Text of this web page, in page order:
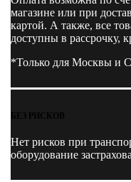
магазине или при
картой. А также, все
доступны в рассрочку,
*Только для Москвы и
БЕЗ РИСКОВ
Нет рисков при
оборудование